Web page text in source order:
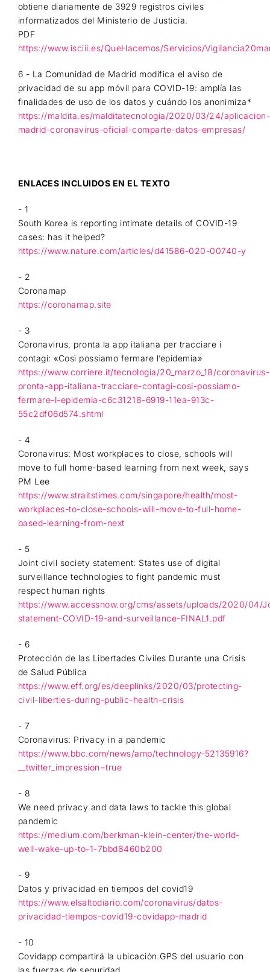
obtiene diariamente de 3929 registros civiles
informatizados del Ministerio de Justicia.
PDF
https://www.isciii.es/QueHacemos/Servicios/
6 - La Comunidad de Madrid modifica el aviso de
privacidad de su app móvil para COVID-19: amplía las
finalidades de uso de los datos y cuándo los anonimiza*
https://maldita.es/malditatecnologia/2020/03/24/aplicacion-
madrid-coronavirus-oficial-comparte-datos-empresas/
ENLACES INCLUIDOS EN EL TEXTO
- 1
South Korea is reporting intimate details of COVID-19
cases: has it helped?
https://www.nature.com/articles/d41586-020-00740-y
- 2
Coronamap
https://coronamap.site
- 3
Coronavirus, pronta la app italiana per tracciare i
contagi: «Così possiamo fermare l’epidemia»
https://www.corriere.it/tecnologia/20_marzo_18/coronavirus-
pronta-app-italiana-tracciare-contagi-cosi-possiamo-
fermare-l-epidemia-c6c31218-6919-11ea-913c-
55c2df06d574.shtml
- 4
Coronavirus: Most workplaces to close, schools will
move to full home-based learning from next week, says
PM Lee
https://www.straitstimes.com/singapore/health/most-
workplaces-to-close-schools-will-move-to-full-home-
based-learning-from-next
- 5
Joint civil society statement: States use of digital
surveillance technologies to fight pandemic must
respect human rights
https://www.accessnow.org/cms/assets/uploads/2020/04/
statement-COVID-19-and-surveillance-FINAL1.pdf
- 6
Protección de las Libertades Civiles Durante una Crisis
de Salud Pública
https://www.eff.org/es/deeplinks/2020/03/protecting-
civil-liberties-during-public-health-crisis
- 7
Coronavirus: Privacy in a pandemic
https://www.bbc.com/news/amp/technology-52135916?
__twitter_impression=true
- 8
We need privacy and data laws to tackle this global
pandemic
https://medium.com/berkman-klein-center/the-world-
well-wake-up-to-1-7bbd8460b200
- 9
Datos y privacidad en tiempos del covid19
https://www.elsaltodiario.com/coronavirus/datos-
privacidad-tiempos-covid19-covidapp-madrid
- 10
Covidapp compartirá la ubicación GPS del usuario con
las fuerzas de seguridad